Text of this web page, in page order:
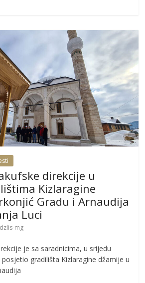
direkcije u
Kizlaragine
Gradu i Arnaudija
Luci
mg
je sa saradnicima, u srijedu
posjetio gradilišta Kizlaragine džamije u